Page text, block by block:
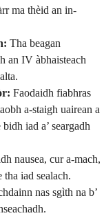
ma thèid an in-
Tha beagan
an IV àbhaisteach
Faodaidh fiabhras
a-staigh uairean a
iad a’ seargadh
nausea, cur a-mach,
tha iad sealach.
nas sgìth na b’